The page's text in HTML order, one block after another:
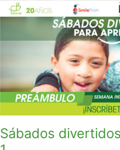
Sábados
Sábados
divertidos